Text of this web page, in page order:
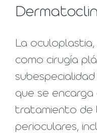
​La
como cirugía
que se
tratamiento de
perioculares,